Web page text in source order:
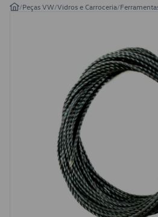
/Peças VW/Vidros e Carroceria/